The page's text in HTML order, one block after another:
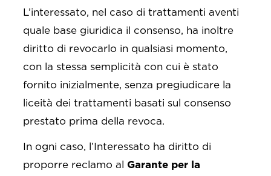
L’interessato, nel caso di trattamenti aventi
quale base giuridica il consenso, ha inoltre
diritto di revocarlo in qualsiasi momento,
con la stessa semplicità con cui è stato
fornito inizialmente, senza pregiudicare la
liceità dei trattamenti basati sul consenso
prestato prima della revoca.
In ogni caso, l’Interessato ha diritto di
proporre reclamo al Garante per la